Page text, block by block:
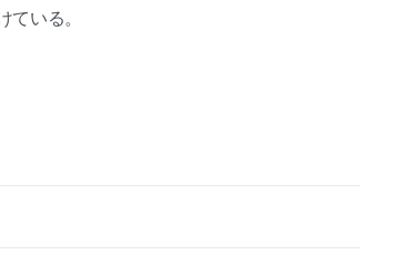
いる。